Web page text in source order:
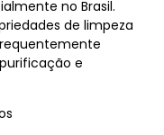
no Brasil.
de limpeza
e